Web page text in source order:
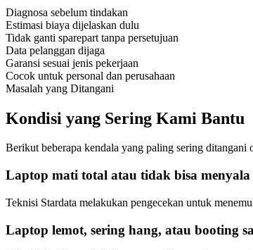
Diagnosa sebelum tindakan
Estimasi biaya dijelaskan dulu
Tidak ganti sparepart tanpa persetujuan
Data pelanggan dijaga
Garansi sesuai jenis pekerjaan
Cocok untuk personal dan perusahaan
Masalah yang Ditangani
Kondisi yang Sering Kami Bantu
Berikut beberapa kendala yang paling sering ditangani
Laptop mati total atau tidak bisa menyala
Teknisi Stardata melakukan pengecekan untuk
Laptop lemot, sering hang, atau booting